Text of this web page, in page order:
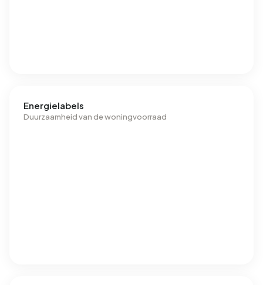
Energielabels
Duurzaamheid van de woningvoorraad